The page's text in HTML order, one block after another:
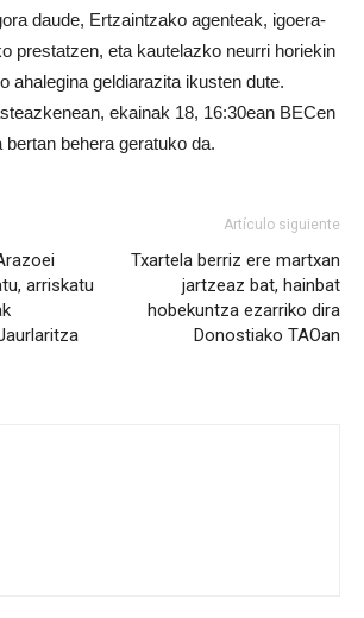
daude, Ertzaintzako agenteak, igoera-
prestatzen, eta kautelazko neurri horiekin
ahalegina geldiarazita ikusten dute.
ekainak 18, 16:30ean BECen
behera geratuko da.
arriskatu
Artículo siguiente
Txartela berriz ere martxan
jartzeaz bat, hainbat
hobekuntza ezarriko dira
Donostiako TAOan